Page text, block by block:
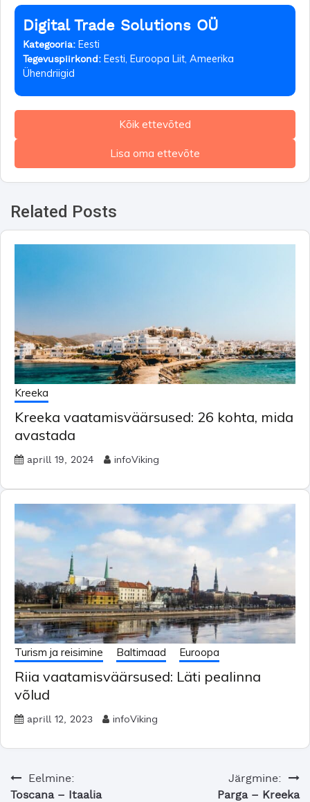
Digital Trade Solutions OÜ
Kategooria: Eesti
Tegevuspiirkond: Eesti, Euroopa Liit, Ameerika
Ühendriigid
Kõik ettevõted
Lisa oma ettevõte
Related Posts
Kreeka
Kreeka vaatamisväärsused: 26 kohta, mida
avastada
aprill 19, 2024 infoViking
Turism ja reisimine Baltimaad Euroopa
Riia vaatamisväärsused: Läti pealinna
võlud
aprill 12, 2023 infoViking
Navigeerimine
Eelmine:
Toscana – Itaalia
Järgmine:
Parga – Kreeka